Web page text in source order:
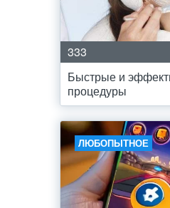
333
Быстрые и
процедуры
ЛЮБОПЫТНОЕ